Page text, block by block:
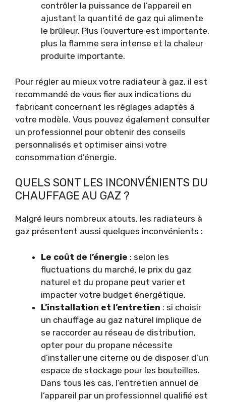
contrôler la puissance de l’appareil en
ajustant la quantité de gaz qui alimente
le brûleur. Plus l’ouverture est importante,
plus la flamme sera intense et la chaleur
produite importante.
Pour régler au mieux votre radiateur à gaz, il est
recommandé de vous fier aux indications du
fabricant concernant les réglages adaptés à
votre modèle. Vous pouvez également consulter
un professionnel pour obtenir des conseils
personnalisés et optimiser ainsi votre
consommation d’énergie.
QUELS SONT LES INCONVÉNIENTS DU
CHAUFFAGE AU GAZ ?
Malgré leurs nombreux atouts, les radiateurs à
gaz présentent aussi quelques inconvénients :
Le coût de l’énergie : selon les
fluctuations du marché, le prix du gaz
naturel et du propane peut varier et
impacter votre budget énergétique.
L’installation et l’entretien : si choisir
un chauffage au gaz naturel implique de
se raccorder au réseau de distribution,
opter pour du propane nécessite
d’installer une citerne ou de disposer d’un
espace de stockage pour les bouteilles.
Dans tous les cas, l’entretien annuel de
l’appareil par un professionnel qualifié est